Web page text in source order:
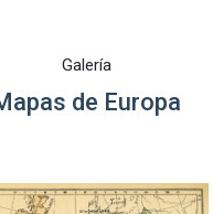
Galería
de Europa